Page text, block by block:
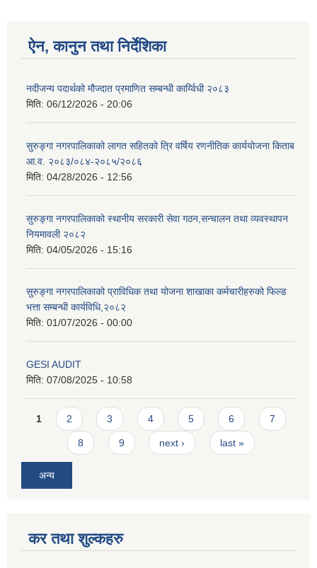
ऐन, कानुन तथा निर्देशिका
नदीजन्य पदार्थको मौज्दात प्रमाणित सम्बन्धी कार्य्विधी २०८३
मिति: 06/12/2026 - 20:06
सुरुङ्गा नगरपालिकाको लागत सहितको त्रि वर्षिय रणनीतिक कार्ययोजना किताब
आ.व. २०८३/०८४-२०८५/२०८६
मिति: 04/28/2026 - 12:56
सुरुङ्गा नगरपालिकाको स्थानीय सरकारी सेवा गठन,सन्चालन तथा व्यवस्थापन
नियमावली २०८२
मिति: 04/05/2026 - 15:16
सुरुङ्गा नगरपालिकाको प्राविधिक तथा योजना शाखाका कर्मचारीहरुको फिल्ड
भत्ता सम्बन्धी कार्यविधि,२०८२
मिति: 01/07/2026 - 00:00
GESI AUDIT
मिति: 07/08/2025 - 10:58
Pages
1 2 3 4 5 6 7
8 9 next › last »
अन्य
कर तथा शुल्कहरु